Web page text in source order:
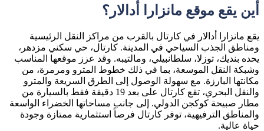
أين يقع موقع مانزارا أدالار؟
يقع مانزارا أدالار في كارتال بالقرب من مراكز النقل الرئيسية
ومناطق الجذب السياحي في المدينة. كارتال، حي سكني مزدهر،
يحده بنديك، توزلا، سلطانبيلي، ومالتيبه. وقد عزز موقعها المناسب
وشبكة النقل الموسعة، بما في ذلك خطوط المترو ومرمرة، من
مكانتها البارزة. مع سهولة الوصول إلى الطرق السريعة والمترو
والنقل البحري، تقع كارتال على بعد 19 دقيقة فقط بالسيارة من
مطار صبيحة كوكجن الدولي. إلى جانب مساحاتها الخضراء الواسعة
والمناطق الترفيهية، توفر كارتال فرصاً استثمارية ممتازة وجودة
حياة عالية.